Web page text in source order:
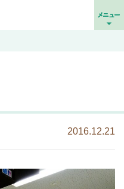
2016.12.21